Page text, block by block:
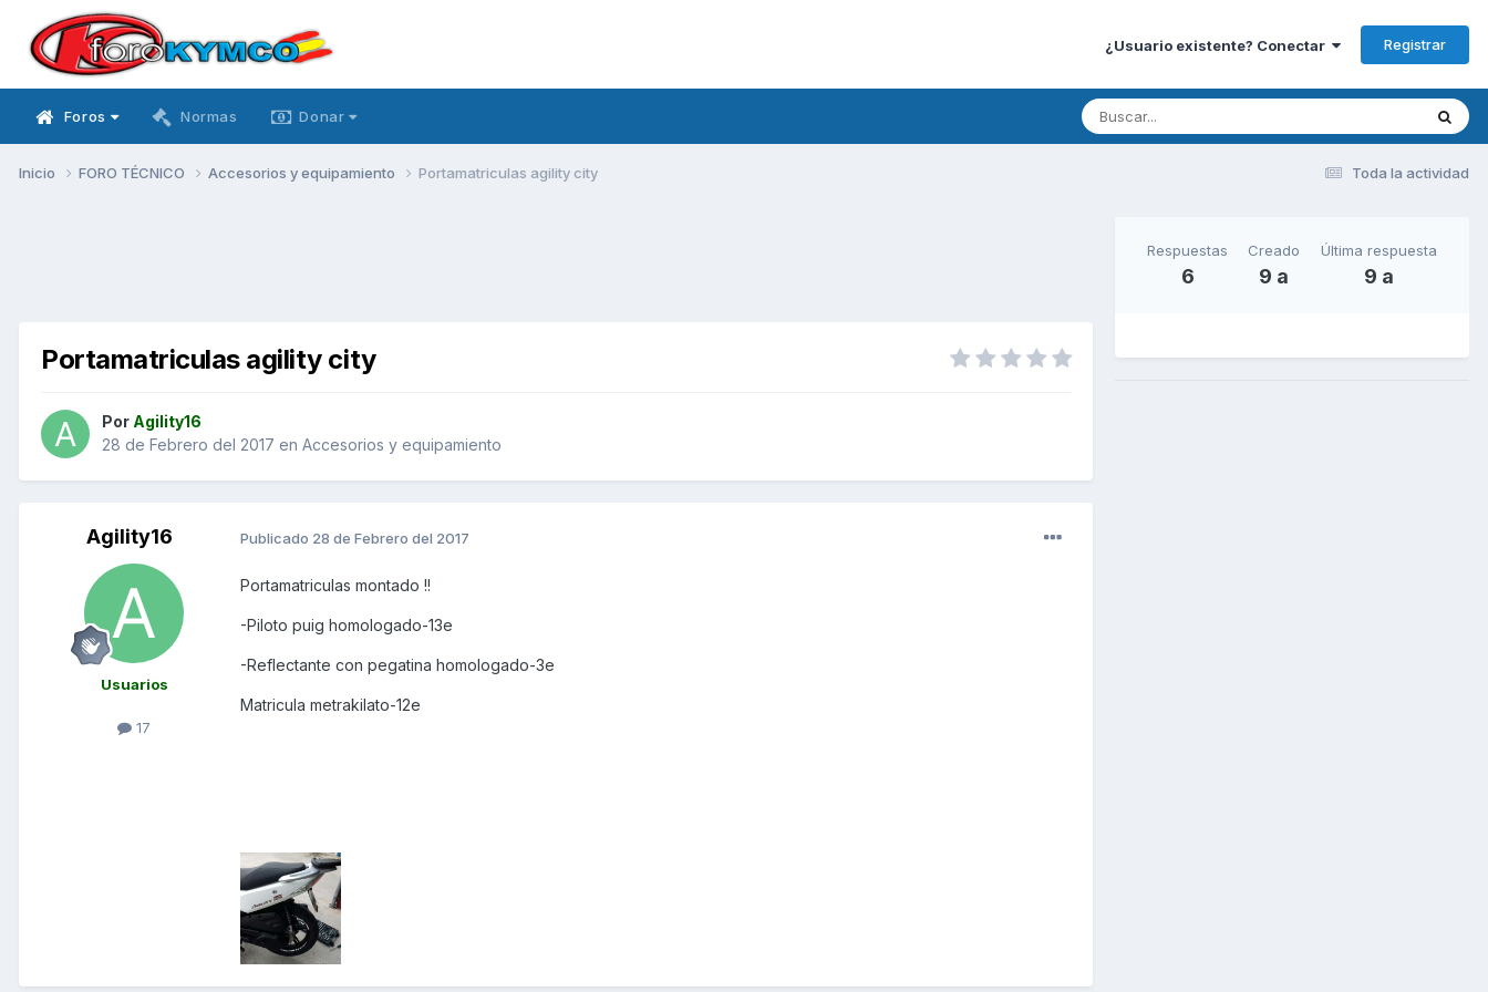
¿Usuario existente? Conectar Registrar
Foros Normas Donar
Toda la actividad
Inicio FORO TÉCNICO Accesorios y equipamiento Portamatriculas agility city
Portamatriculas agility city
Por Agility16
28 de Febrero del 2017 en Accesorios y equipamiento
Agility16
Usuarios
17
Publicado 28 de Febrero del 2017
Portamatriculas montado !!
-Piloto puig homologado-13e
-Reflectante con pegatina homologado-3e
Matricula metrakilato-12e
Respuestas
6
Creado
9 a
Última respuesta
9 a